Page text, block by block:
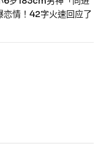
恋情！42字火速回应了